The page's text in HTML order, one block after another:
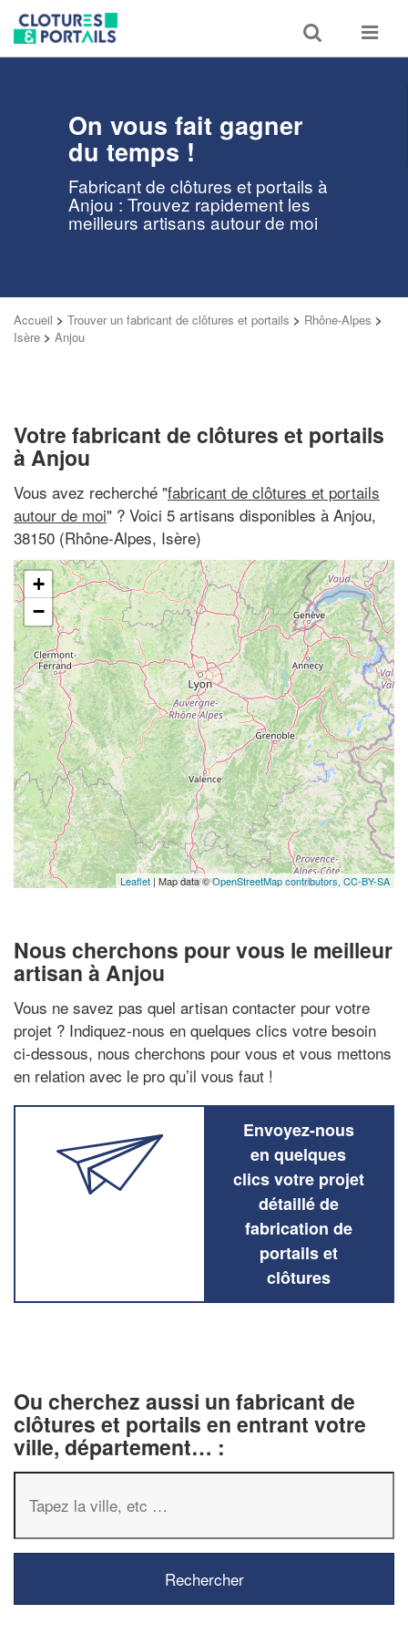
Toggle
search
Toggle
On vous fait gagner
du temps !
Fabricant de clôtures et portails à
Anjou : Trouvez rapidement les
meilleurs artisans autour de moi
Accueil > Trouver un fabricant de clôtures et portails > Rhône-Alpes >
Isère > Anjou
Votre fabricant de clôtures et portails
à Anjou
Vous avez recherché "fabricant de clôtures et portails
autour de moi" ? Voici 5 artisans disponibles à Anjou,
38150 (Rhône-Alpes, Isère)
+
−
Leaflet | Map data ©OpenStreetMap contributors, CC-BY-SA
Nous cherchons pour vous le meilleur
artisan à Anjou
Vous ne savez pas quel artisan contacter pour votre
projet ? Indiquez-nous en quelques clics votre besoin
ci-dessous, nous cherchons pour vous et vous mettons
en relation avec le pro qu’il vous faut !
Envoyez-nous
en quelques
clics votre projet
détaillé de
fabrication de
portails et
clôtures
Ou cherchez aussi un fabricant de
clôtures et portails en entrant votre
ville, département… :